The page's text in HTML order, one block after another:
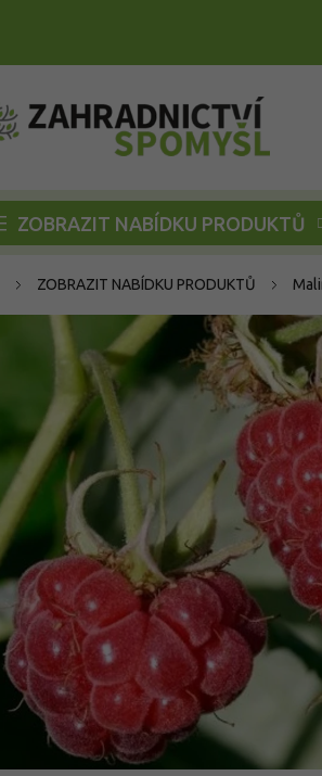
ZOBRAZIT NABÍDKU PRODUKTŮ
ZOBRAZIT NABÍDKU PRODUKTŮ